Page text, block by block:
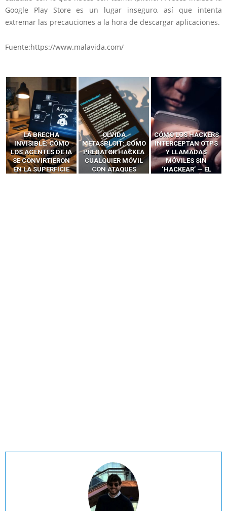
Google Play Store es un lugar inseguro, así que intenta
extremar las precauciones a la hora de descargar aplicaciones.
Fuente:https://www.malavida.com/
LA BRECHA
INVISIBLE: CÓMO
LOS AGENTES DE IA
SE CONVIRTIERON
EN LA SUPERFICIE
OLVIDA
METASPLOIT: CÓMO
PREDATOR HACKEA
CUALQUIER MÓVIL
CON ATAQUES
CÓMO LOS HACKERS
INTERCEPTAN OTPS
Y LLAMADAS
MÓVILES SIN
‘HACKEAR’ — EL